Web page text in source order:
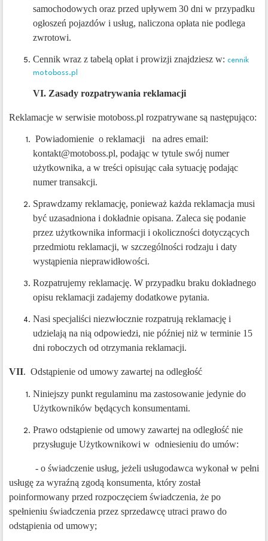
samochodowych oraz przed upływem 30 dni w przypadku
ogłoszeń pojazdów i usług, naliczona opłata nie podlega
zwrotowi.
Cennik wraz z tabelą opłat i prowizji znajdziesz w: cennik
motoboss.pl
VI. Zasady rozpatrywania reklamacji
Reklamacje w serwisie motoboss.pl rozpatrywane są następująco:
Powiadomienie o reklamacji na adres email:
kontakt@motoboss.pl, podając w tytule swój numer
użytkownika, a w treści opisując cała sytuację podając
numer transakcji.
Sprawdzamy reklamację, ponieważ każda reklamacja musi
być uzasadniona i dokładnie opisana. Zaleca się podanie
przez użytkownika informacji i okoliczności dotyczących
przedmiotu reklamacji, w szczególności rodzaju i daty
wystąpienia nieprawidłowości.
Rozpatrujemy reklamację. W przypadku braku dokładnego
opisu reklamacji zadajemy dodatkowe pytania.
Nasi specjaliści niezwłocznie rozpatrują reklamację i
udzielają na nią odpowiedzi, nie później niż w terminie 15
dni roboczych od otrzymania reklamacji.
VII. Odstąpienie od umowy zawartej na odległość
Niniejszy punkt regulaminu ma zastosowanie jedynie do
Użytkowników będących konsumentami.
Prawo odstąpienie od umowy zawartej na odległość nie
przysługuje Użytkownikowi w odniesieniu do umów:
- o świadczenie usług, jeżeli usługodawca wykonał w pełni
usługę za wyraźną zgodą konsumenta, który został
poinformowany przed rozpoczęciem świadczenia, że po
spełnieniu świadczenia przez sprzedawcę utraci prawo do
odstąpienia od umowy;